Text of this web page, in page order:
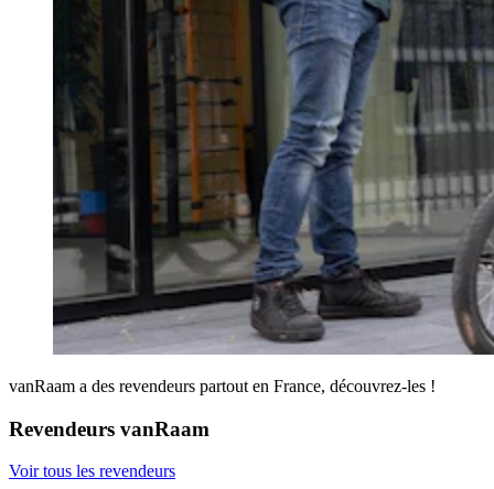
vanRaam a des revendeurs partout en France, découvrez-les !
Revendeurs vanRaam
Voir tous les revendeurs